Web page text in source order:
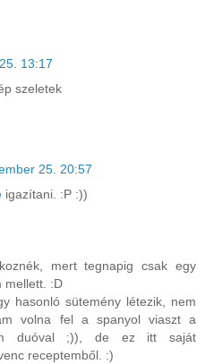
13:17
szeletek
25. 20:57
igazítani. :P :))
mert tegnapig csak egy
mellett. :D
hasonló sütemény létezik, nem
volna fel a spanyol viaszt a
duóval ;)), de ez itt saját
receptemből. :)